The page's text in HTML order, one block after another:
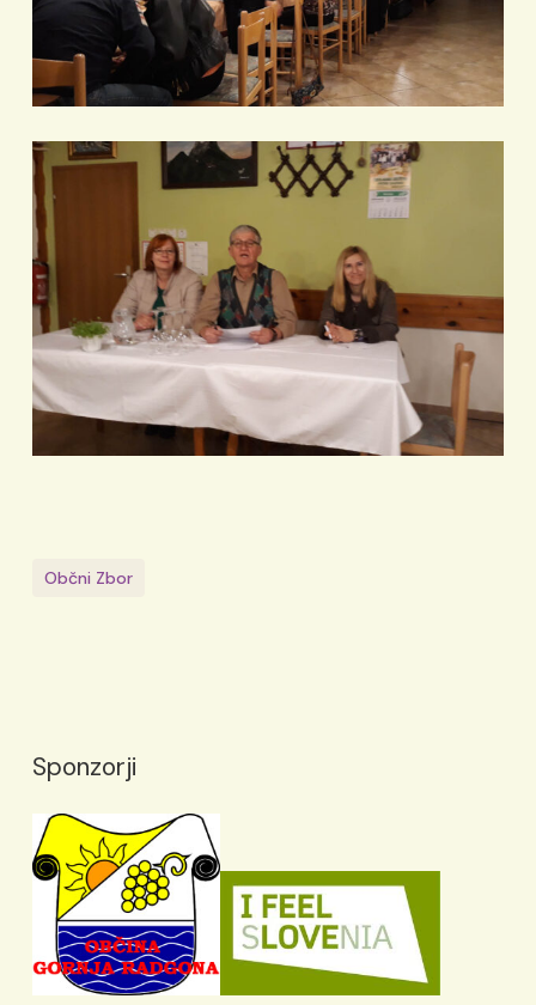
Občni Zbor
Sponzorji